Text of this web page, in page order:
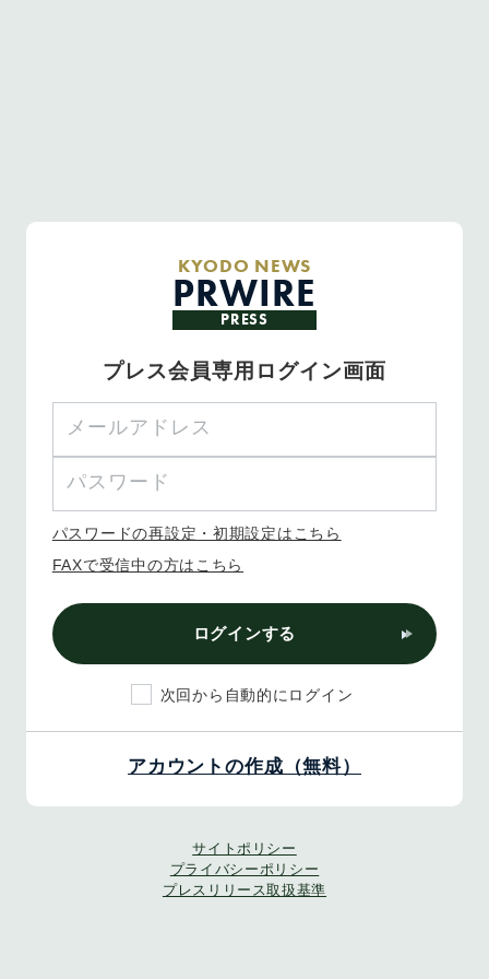
KYODO NEWS
PRWIRE
PRESS
プレス会員専用ログイン画面
パスワードの再設定・初期設定はこちら
FAXで受信中の方はこちら
ログインする
次回から自動的にログイン
アカウントの作成（無料）
サイトポリシー
プライバシーポリシー
プレスリリース取扱基準